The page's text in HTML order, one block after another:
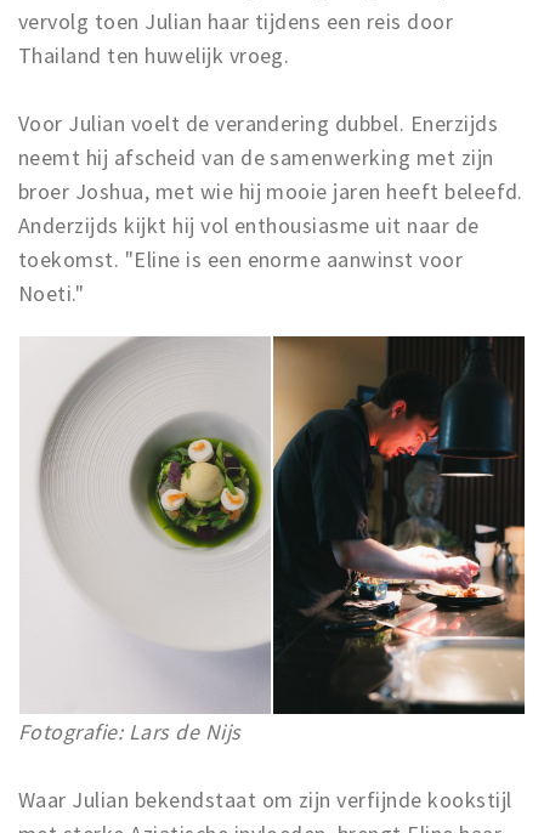
vervolg toen Julian haar tijdens een reis door
Thailand ten huwelijk vroeg.
Voor Julian voelt de verandering dubbel. Enerzijds
neemt hij afscheid van de samenwerking met zijn
broer Joshua, met wie hij mooie jaren heeft beleefd.
Anderzijds kijkt hij vol enthousiasme uit naar de
toekomst. "Eline is een enorme aanwinst voor
Noeti."
Fotografie: Lars de Nijs
Waar Julian bekendstaat om zijn verfijnde kookstijl